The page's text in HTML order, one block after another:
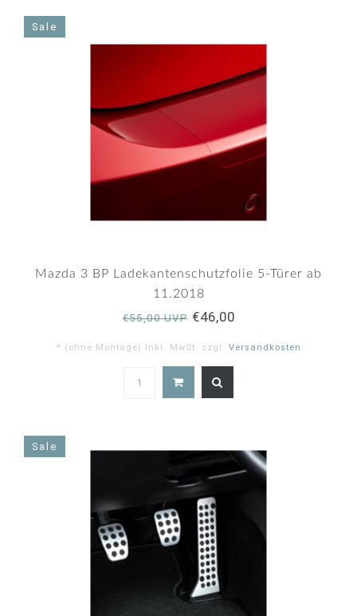
Sale
Mazda 3 BP Ladekantenschutzfolie 5-Türer ab
11.2018
€55,00 UVP€46,00
* (ohne Montage) Inkl. MwSt. zzgl. Versandkosten
Sale